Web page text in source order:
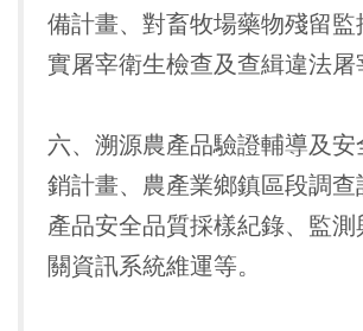
備計畫、對畜牧場藥物殘留監
實屠宰衛生檢查及查緝違法屠
六、溯源農產品驗證輔導及
銷計畫、農產業鄉鎮區段調查
產品安全品質採樣紀錄、監測
關資訊系統維運等。